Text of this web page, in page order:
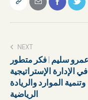
NEXT
سليم | فكر متطور
في الإدارة الإستراتيجية
وتنمية الموارد والريادة
الرياضية